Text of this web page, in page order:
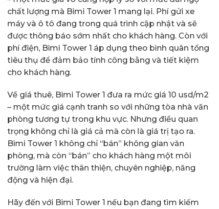
chất lượng mà Bimi Tower 1 mang lại. Phí gửi xe
máy và ô tô đang trong quá trình cập nhật và sẽ
được thông báo sớm nhất cho khách hàng. Còn với
phí điện, Bimi Tower 1 áp dụng theo bình quân tổng
tiêu thụ để đảm bảo tính công bằng và tiết kiệm
cho khách hàng.
Về giá thuê, Bimi Tower 1 đưa ra mức giá 10 usd/m2
– một mức giá cạnh tranh so với những tòa nhà văn
phòng tương tự trong khu vực. Nhưng điều quan
trọng không chỉ là giá cả mà còn là giá trị tạo ra.
Bimi Tower 1 không chỉ “bán” không gian văn
phòng, mà còn “bán” cho khách hàng một môi
trường làm việc thân thiện, chuyên nghiệp, năng
động và hiện đại.
Hãy đến với Bimi Tower 1 nếu bạn đang tìm kiếm